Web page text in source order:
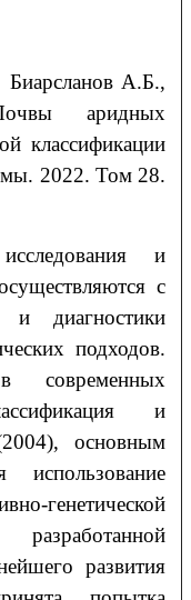
А.Б.,
аридных
классификации
2022. Том 28.
исследования и
с
и диагностики
подходов.
современных
и
основным
использование
генетической
развития